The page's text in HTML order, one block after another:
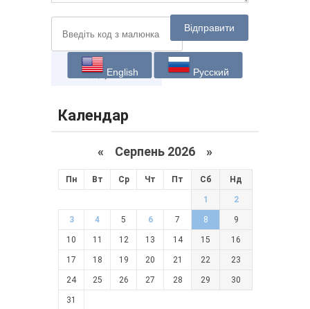
Відправити
English Русский
Календар
« Серпень 2026 »
Пн Вт Ср Чт Пт Сб Нд
1 2
3 4 5 6 7 8 9
10 11 12 13 14 15 16
17 18 19 20 21 22 23
24 25 26 27 28 29 30
31